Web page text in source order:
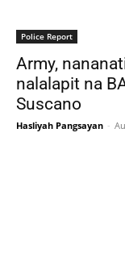
Police Report
Army,
nalalapit na
Suscano
Hasliyah Pangsayan -